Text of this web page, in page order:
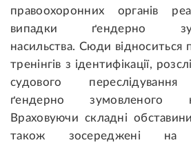
правоохоронних органів
випадки ґендерно
насильства. Сюди відноситься
тренінгів з ідентифікації,
судового переслідування
ґендерно зумовленого
Враховуючи складні
також зосереджені на